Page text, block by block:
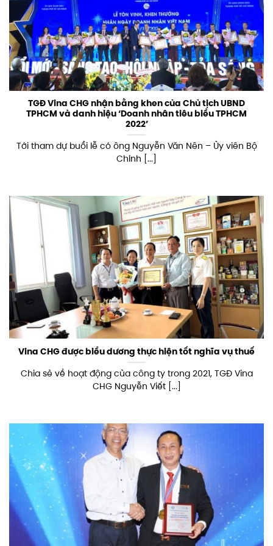
TGĐ Vina CHG nhận bằng khen của Chủ tịch UBND
TPHCM và danh hiệu ‘Doanh nhân tiêu biểu TPHCM
2022’
Tới tham dự buổi lễ có ông Nguyễn Văn Nên – Ủy viên Bộ
Chính [...]
Vina CHG được biểu dương thực hiện tốt nghĩa vụ thuế
Chia sẻ về hoạt động của công ty trong 2021, TGĐ Vina
CHG Nguyễn Viết [...]